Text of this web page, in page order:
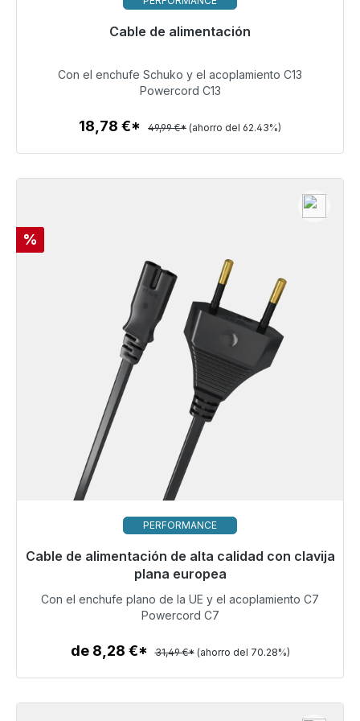
Cable de alimentación
Listo para envío inmediato, plazo de entrega 48h*
18,78 €
Detalles
Con el enchufe Schuko y el acoplamiento C13
Powercord C13
18,78 €* 49,99 €* (ahorro del 62.43%)
Descuento
%
PERFORMANCE
Cable de alimentación de alta calidad con clavija
plana europea
Listo para envío inmediato, plazo de entrega 48h*
9,36 €
Detalles
Con el enchufe plano de la UE y el acoplamiento C7
Powercord C7
de 8,28 €* 31,49 €* (ahorro del 70.28%)